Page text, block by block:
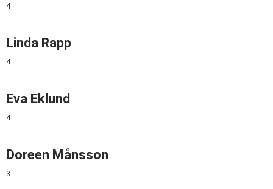
4
Linda Rapp
4
Eva Eklund
4
Doreen Månsson
3